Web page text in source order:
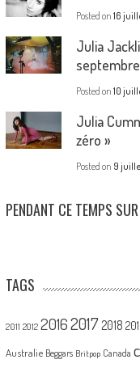
Posted on 16
Julia
septembre
Posted on 10
Julia
zéro »
Posted on 9
PENDANT CE TEMPS
TAGS
2011 2012 20162017 2018
Australie Beggars Britpop Canada